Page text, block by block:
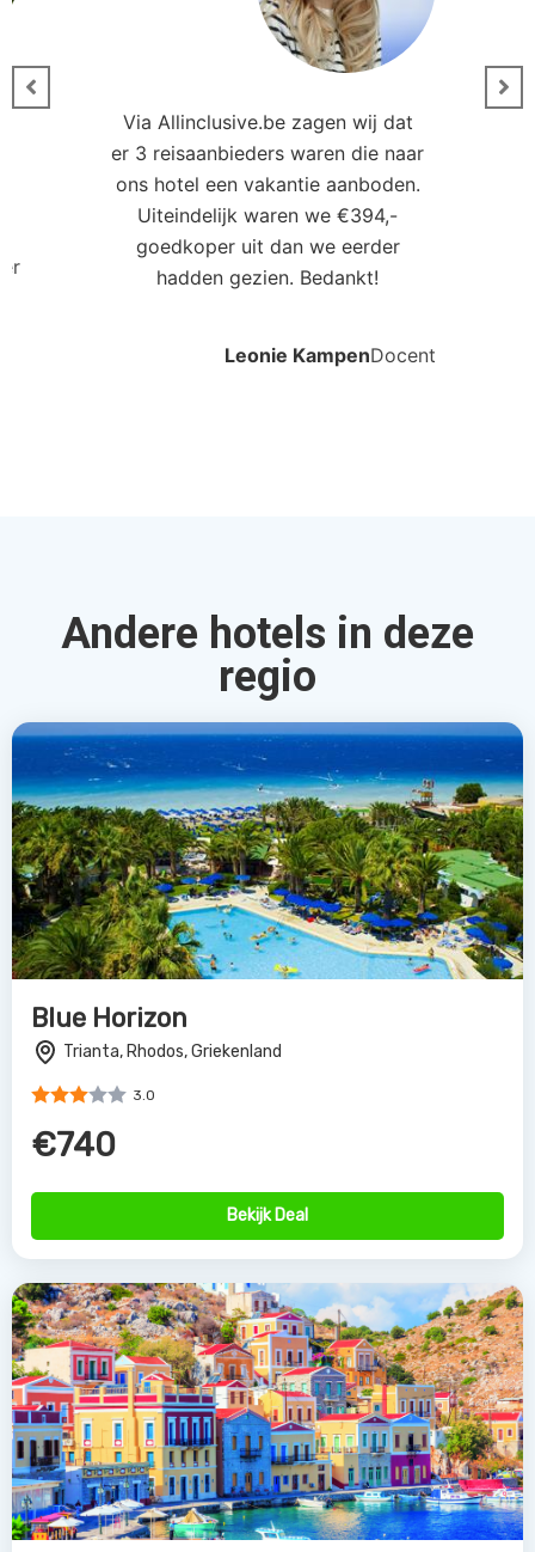
Via Allinclusive.be zagen wij dat
er 3 reisaanbieders waren die naar
ons hotel een vakantie aanboden.
Uiteindelijk waren we €394,-
goedkoper uit dan we eerder
hadden gezien. Bedankt!
Leonie KampenDocent
Andere hotels in deze
regio
Blue Horizon
Trianta, Rhodos, Griekenland
3.0
€740
Bekijk Deal